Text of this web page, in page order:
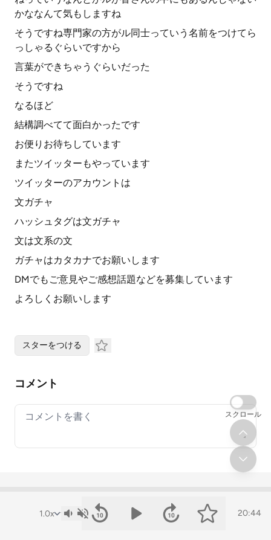
かななんて気もしますね
そうですね専門家の方がル同士っていう名前をつけてら
っしゃるぐらいですから
言葉ができちゃうぐらいだった
そうですね
なるほど
結構調べてて面白かったです
お便りお待ちしています
またツイッターもやっています
ツイッターのアカウントは
文ガチャ
ハッシュタグは文ガチャ
文は文系の文
ガチャはカタカナでお願いします
DMでもご意見やご感想話題などを募集しています
よろしくお願いします
20:44
スターをつける
コメント
Your comment
弥生の回「大河… »
スクロール